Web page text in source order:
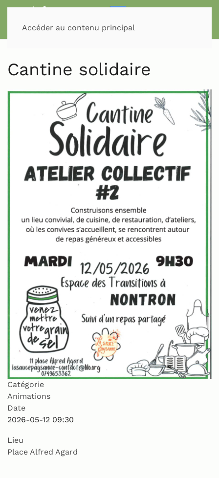
Accéder au contenu principal
Cantine solidaire
Catégorie
Animations
Date
2026-05-12 09:30
Lieu
Place Alfred Agard